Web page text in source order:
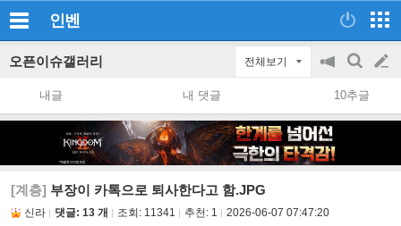
인벤
오픈이슈갤러리 전체보기
공
지
on/off
검
색
글
쓰
내글 내 댓글 10추글
[계층] 부장이 카톡으로 퇴사한다고 함.JPG
신라 댓글: 13 개 조회: 11341 추천: 1 2026-06-07 07:47:20